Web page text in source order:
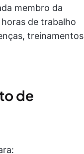
membro da
de trabalho
treinamentos
de